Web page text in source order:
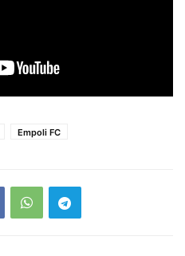
Empoli FC